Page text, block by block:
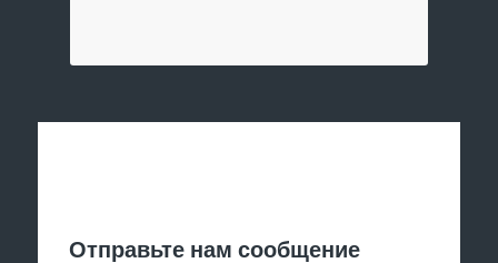
Отправьте нам сообщение